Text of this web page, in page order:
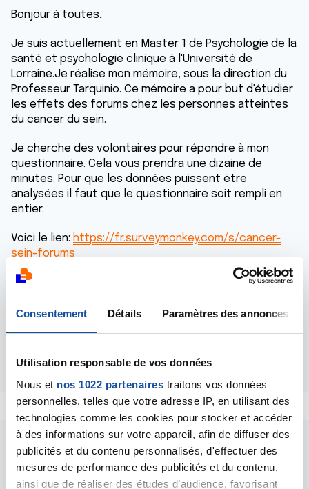
Consentement Détails Paramètres des annonces
Utilisation responsable de vos données
Nous et nos 1022 partenaires traitons vos données
personnelles, telles que votre adresse IP, en utilisant des
technologies comme les cookies pour stocker et accéder
à des informations sur votre appareil, afin de diffuser des
publicités et du contenu personnalisés, d'effectuer des
mesures de performance des publicités et du contenu,
ainsi que de réaliser des études d’audience, favorisant
Bonjour à toutes,
Je suis actuellement en Master 1 de Psychologie de la
santé et psychologie clinique à l'Université de
Lorraine.Je réalise mon mémoire, sous la direction du
Professeur Tarquinio. Ce mémoire a pour but d'étudier
les effets des forums chez les personnes atteintes
du cancer du sein.
Je cherche des volontaires pour répondre à mon
questionnaire. Cela vous prendra une dizaine de
minutes. Pour que les données puissent être
analysées il faut que le questionnaire soit rempli en
entier.
Voici le lien: https://fr.surveymonkey.com/s/cancer-
sein-forums
Merci d'avance pour votre aide précieuse et pour le
temps que vous m'accorderez.
Répondre